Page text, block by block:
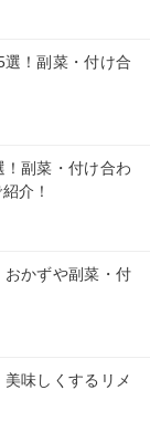
選！副菜・付け合
副菜・付け合わ
介！
かずや副菜・付
味しくするリメ